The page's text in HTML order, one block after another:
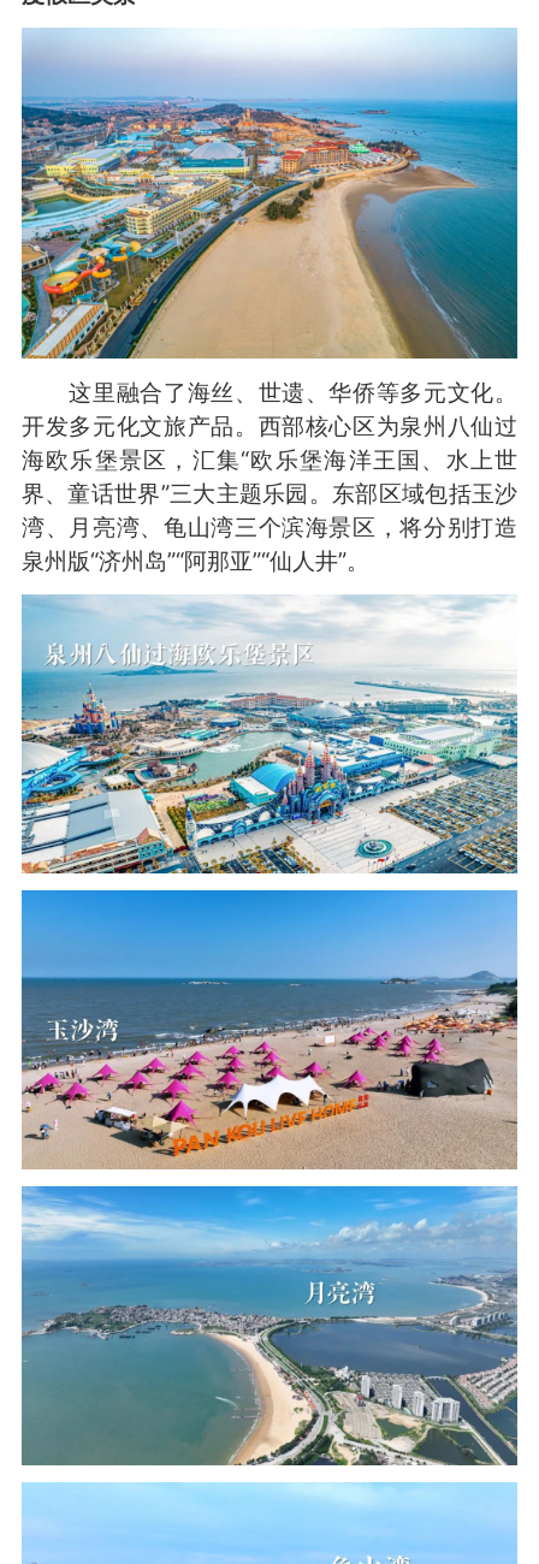
这里融合了海丝、世遗、华侨等多元文化。
开发多元化文旅产品。西部核心区为泉州八仙过
海欧乐堡景区，汇集“欧乐堡海洋王国、水上世
界、童话世界”三大主题乐园。东部区域包括玉沙
湾、月亮湾、龟山湾三个滨海景区，将分别打造
泉州版“济州岛”“阿那亚”“仙人井”。